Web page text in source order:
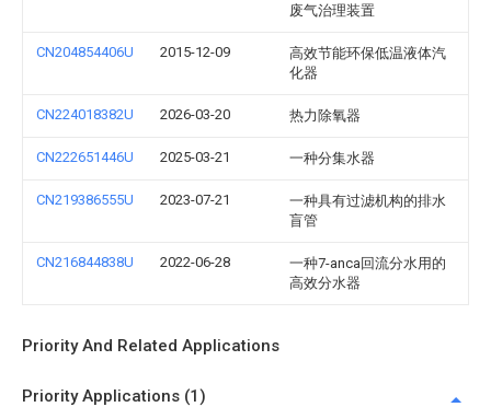
废气治理装置
CN204854406U 2015-12-09
高效节能环保低温液体汽
化器
CN224018382U 2026-03-20 热力除氧器
CN222651446U 2025-03-21 一种分集水器
CN219386555U 2023-07-21
一种具有过滤机构的排水
盲管
CN216844838U 2022-06-28
一种7-anca回流分水用的
高效分水器
Priority And Related Applications
Priority Applications (1)